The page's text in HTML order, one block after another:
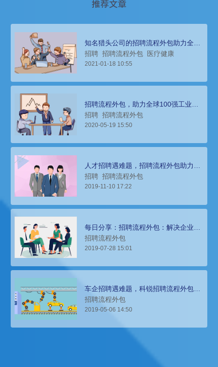
推荐文章
知名猎头公司的招聘流程外包助力全球
顶尖的制药公司人才获取
招聘 招聘流程外包 医疗健康
2021-01-18 10:55
招聘流程外包，助力全球100强工业集
团提升业务成长的高效解决方案
招聘 招聘流程外包
2020-05-19 15:50
人才招聘遇难题，招聘流程外包助力全
球食品生产商人才获取
招聘 招聘流程外包
2019-11-10 17:22
每日分享：招聘流程外包：解决企业招
聘难题的新选择
招聘流程外包
2019-07-28 15:01
车企招聘遇难题，科锐招聘流程外包来
解决
招聘流程外包
2019-05-06 14:50